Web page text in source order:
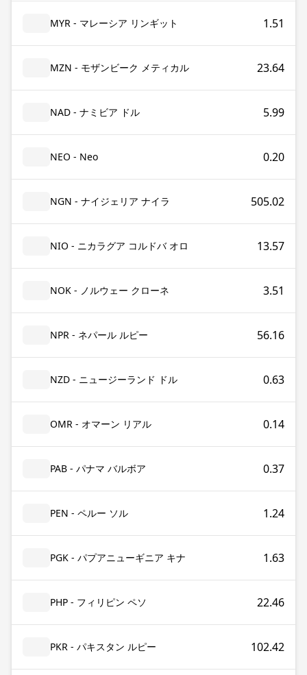
MYR - マレーシア リンギット 1.51
MZN - モザンビーク メティカル 23.64
NAD - ナミビア ドル 5.99
NEO - Neo 0.20
NGN - ナイジェリア ナイラ 505.02
NIO - ニカラグア コルドバ オロ 13.57
NOK - ノルウェー クローネ 3.51
NPR - ネパール ルピー 56.16
NZD - ニュージーランド ドル 0.63
OMR - オマーン リアル 0.14
PAB - パナマ バルボア 0.37
PEN - ペルー ソル 1.24
PGK - パプアニューギニア キナ 1.63
PHP - フィリピン ペソ 22.46
PKR - パキスタン ルピー 102.42